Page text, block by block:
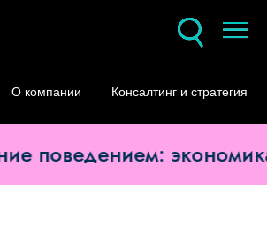
поведением: экономика